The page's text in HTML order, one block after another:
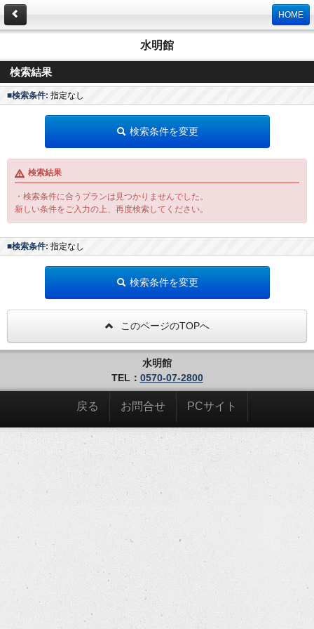
HOME
水明館
検索結果
■検索条件: 指定なし
検索条件を変更
検索結果
・検索条件に合うプランは見つかりませんでした。
新しい条件をご入力の上、再度検索してください。
■検索条件: 指定なし
検索条件を変更
このページのTOPへ
水明館
TEL： 0570-07-2800
戻る お問合せ PCサイト